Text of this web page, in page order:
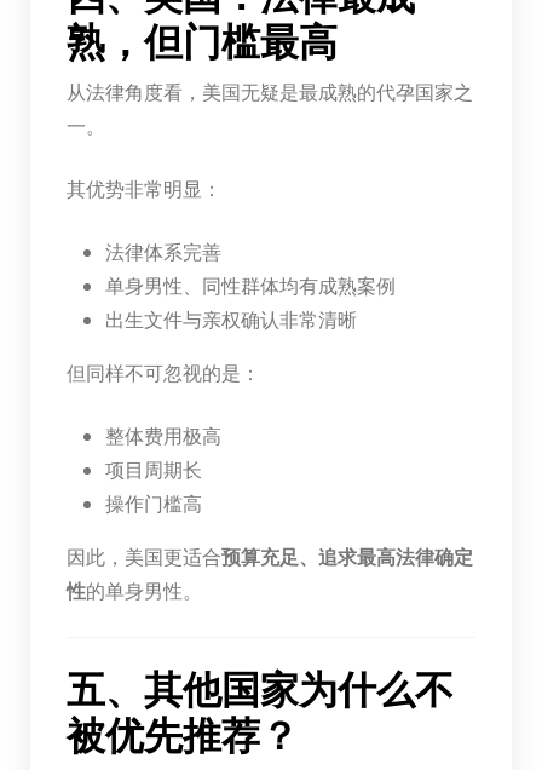
熟，但门槛最高
从法律角度看，美国无疑是最成熟的代孕国家之
一。
其优势非常明显：
法律体系完善
单身男性、同性群体均有成熟案例
出生文件与亲权确认非常清晰
但同样不可忽视的是：
整体费用极高
项目周期长
操作门槛高
因此，美国更适合预算充足、追求最高法律确定
性的单身男性。
五、其他国家为什么不
被优先推荐？